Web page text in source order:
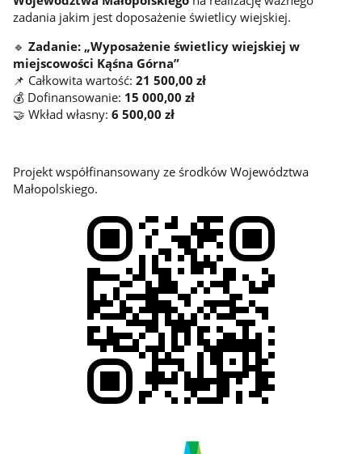
zadania jakim jest doposażenie świetlicy wiejskiej.
🔹 Zadanie: „Wyposażenie świetlicy wiejskiej w
miejscowości Kąśna Górna”
📌 Całkowita wartość: 21 500,00 zł
💰 Dofinansowanie: 15 000,00 zł
🤝 Wkład własny: 6 500,00 zł
Projekt współfinansowany ze środków Województwa
Małopolskiego.